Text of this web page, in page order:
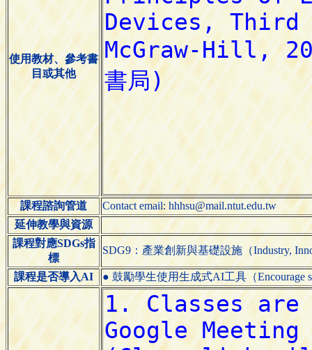
使用教材、參考書
目或其他
課程諮詢管道
Contact email: hhhsu@mail.ntut.edu.tw
延伸教學與資源
課程對應SDGs指
標
SDG9：產業創新與基礎設施（Industry,
課程是否導入AI ● 鼓勵學生使用生成式AI工具（Encourage